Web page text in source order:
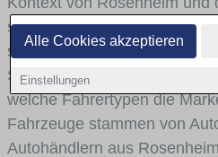
Alle Cookies akzeptieren
Einstellungen
skizzieren, in welchen
stark vertreten ist, welche
Stadt- und Umlandverkehr
welche Fahrertypen die
Fahrzeuge stammen von
Autohändlern aus